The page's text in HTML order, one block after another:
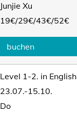
Junjie Xu
19€/29€/43€/52€
buchen
Level 1-2. in English
23.07.-15.10.
Do